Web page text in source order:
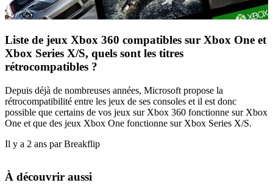
Liste de jeux Xbox 360 compatibles sur Xbox One et
Xbox Series X/S, quels sont les titres
rétrocompatibles ?
Depuis déjà de nombreuses années, Microsoft propose la
rétrocompatibilité entre les jeux de ses consoles et il est donc
possible que certains de vos jeux sur Xbox 360 fonctionne sur Xbox
One et que des jeux Xbox One fonctionne sur Xbox Series X/S.
Il y a 2 ans par Breakflip
À découvrir aussi